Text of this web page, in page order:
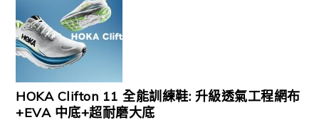
HOKA Clifton 11 全能訓練鞋: 升級透氣工程網布
+EVA 中底+超耐磨大底